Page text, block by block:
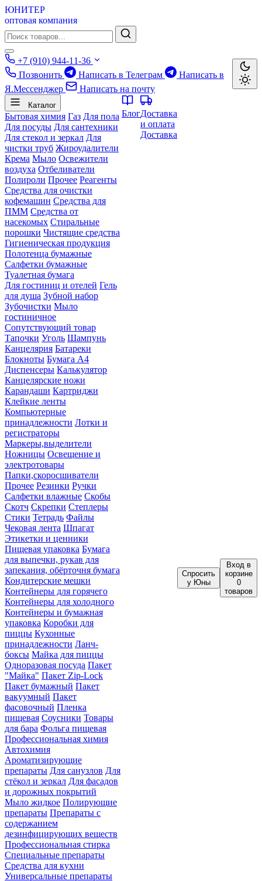
ЮНИТЕР
оптовая компания
+7 (910) 944-11-36
Позвонить
Написать в Телеграм
Написать в
Я.Мессенджер
Написать на почту
Каталог
Бытовая химия Газ Для пола
Для посуды Для сантехники
Для стекол и зеркал Для
чистки труб Жироудалители
Крема Мыло Освежители
воздуха Отбеливатели
Полироли Прочее Реагенты
Средства для очистки
кофемашин Средства для
ПММ Средства от
насекомых Стиральные
порошки Чистящие средства
Гигиеническая продукция
Полотенца бумажные
Салфетки бумажные
Туалетная бумага
Для гостиниц и отелей Гель
для душа Зубной набор
Зубочистки Мыло
гостиничное
Сопутствующий товар
Тапочки Уголь Шампунь
Канцелярия Батареки
Блокноты Бумага А4
Диспенсеры Калькулятор
Канцелярские ножи
Карандаши Картриджи
Клейкие ленты
Компьютерные
принадлежности Лотки и
регистраторы
Маркеры,выделители
Ножницы Освещение и
электротовары
Папки,скоросшиватели
Прочее Резинки Ручки
Салфетки влажные Скобы
Скотч Скрепки Степлеры
Стики Тетрадь Файлы
Чековая лента Шпагат
Этикетки и ценники
Пищевая упаковка Бумага
для выпечки, рукав для
запекания, обёрточня бумага
Кондитерские мешки
Контейнеры для горячего
Контейнеры для холодного
Контейнеры и бумажная
упаковка Коробки для
пиццы Кухонные
принадлежности Ланч-
боксы Майка для пиццы
Одноразовая посуда Пакет
"Майка" Пакет Zip-Lock
Пакет бумажный Пакет
вакуумный Пакет
фасовочный Пленка
пищевая Соусники Товары
для бара Фольга пищевая
Профессиональная химия
Автохимия
Ароматизирующие
препараты Для санузлов Для
стёкол и зеркал Для фасадов
и дорожных покрытий
Мыло жидкое Полирующие
препараты Препараты с
содержанием
дезинфицирующих веществ
Профессиональная стирка
Специальные препараты
Средства для кухни
Универсальные препараты
БлогДоставка
и оплата
Доставка
Спросить
у Юны
Вход в
корзине
0
товаров